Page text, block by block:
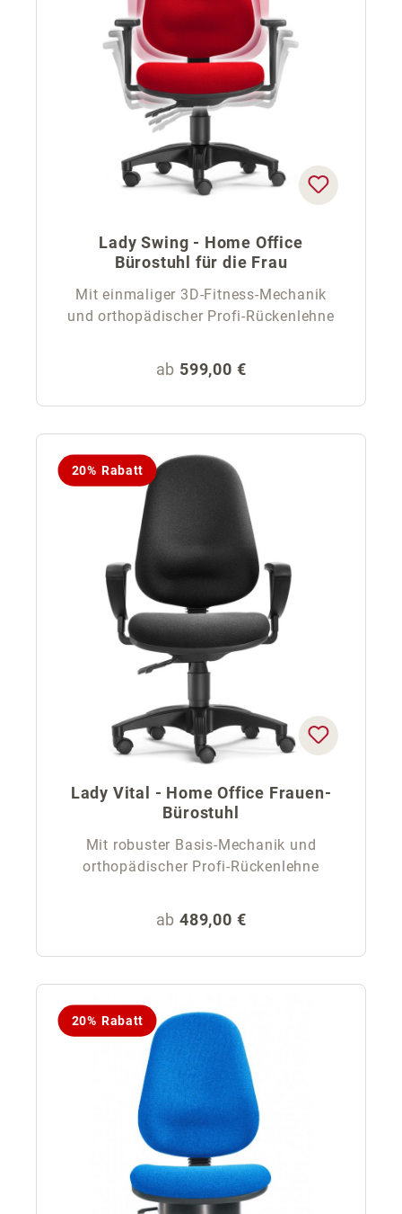
Lady Swing - Home Office
Bürostuhl für die Frau
Mit einmaliger 3D-Fitness-Mechanik
und orthopädischer Profi-Rückenlehne
Regulärer Preis:
ab 599,00 €
20% Rabatt
Lady Vital - Home Office Frauen-
Bürostuhl
Mit robuster Basis-Mechanik und
orthopädischer Profi-Rückenlehne
Regulärer Preis:
ab 489,00 €
20% Rabatt